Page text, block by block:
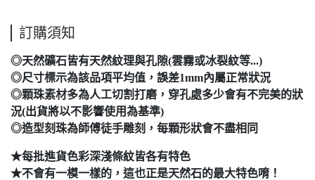
訂購須知
◎天然礦石皆有天然紋理與孔隙(雲霧或冰裂紋等...)
◎尺寸標示為該品項平均值，誤差1mm內屬正常狀況
◎顆珠素材多為人工切割打磨，穿孔處多少會有不完美的狀
況(出貨將以不影響使用為基準)
◎造型刻珠為師傅徒手雕刻，每顆形狀會不盡相同
★每批進貨色彩深淺條紋皆各有特色
★不會有一模一樣的，這也正是天然石的最大特色唷！